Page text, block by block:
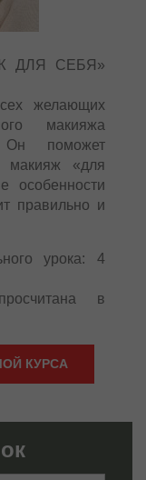
ДЛЯ СЕБЯ»
желающих
макияжа
Он поможет
макияж «для
особенности
правильно и
урока: 4
в
КУРСА